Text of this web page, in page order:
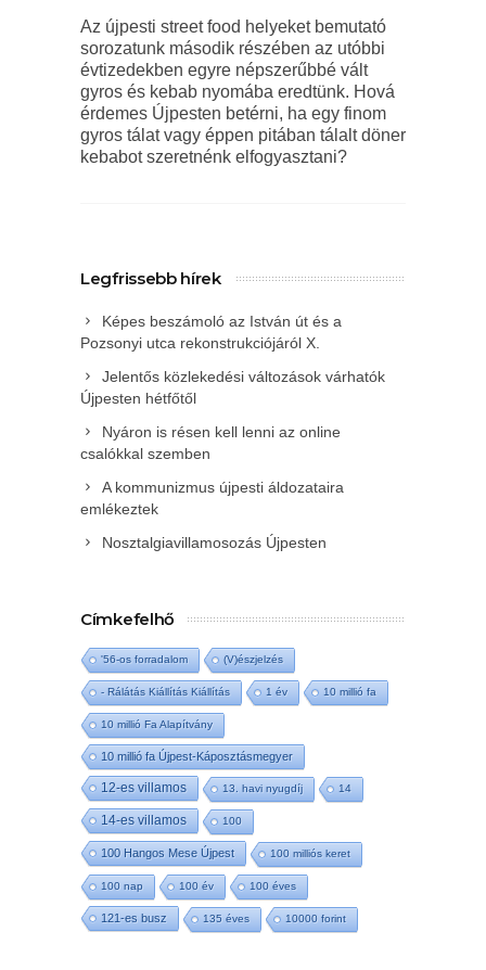
Az újpesti street food helyeket bemutató
sorozatunk második részében az utóbbi
évtizedekben egyre népszerűbbé vált
gyros és kebab nyomába eredtünk. Hová
érdemes Újpesten betérni, ha egy finom
gyros tálat vagy éppen pitában tálalt döner
kebabot szeretnénk elfogyasztani?
Legfrissebb hírek
Képes beszámoló az István út és a
Pozsonyi utca rekonstrukciójáról X.
Jelentős közlekedési változások várhatók
Újpesten hétfőtől
Nyáron is résen kell lenni az online
csalókkal szemben
A kommunizmus újpesti áldozataira
emlékeztek
Nosztalgiavillamosozás Újpesten
Címkefelhő
'56-os forradalom (V)észjelzés
- Rálátás Kiállítás Kiállítás 1 év 10 millió fa
10 millió Fa Alapítvány
10 millió fa Újpest-Káposztásmegyer
12-es villamos 13. havi nyugdíj 14
14-es villamos 100
100 Hangos Mese Újpest 100 milliós keret
100 nap 100 év 100 éves
121-es busz 135 éves 10000 forint